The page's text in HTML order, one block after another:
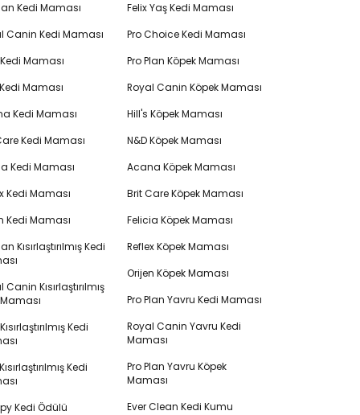
Kedi Maması
Canin Kedi Maması
Maması
Maması
Kedi Maması
Kedi Maması
Kedi Maması
Kedi Maması
Kedi Maması
Kısırlaştırılmış Kedi
Canin Kısırlaştırılmış
Kedi
Kedi
Kedi Ödülü
Felix Yaş Kedi Maması
Pro Choice Kedi Maması
Pro Plan Köpek Maması
Royal Canin Köpek Maması
Hill's Köpek Maması
N&D Köpek Maması
Acana Köpek Maması
Brit Care Köpek Maması
Felicia Köpek Maması
Reflex Köpek Maması
Orijen Köpek Maması
Pro Plan Yavru Kedi Maması
Royal Canin Yavru Kedi
Maması
Pro Plan Yavru Köpek
Maması
Ever Clean Kedi Kumu